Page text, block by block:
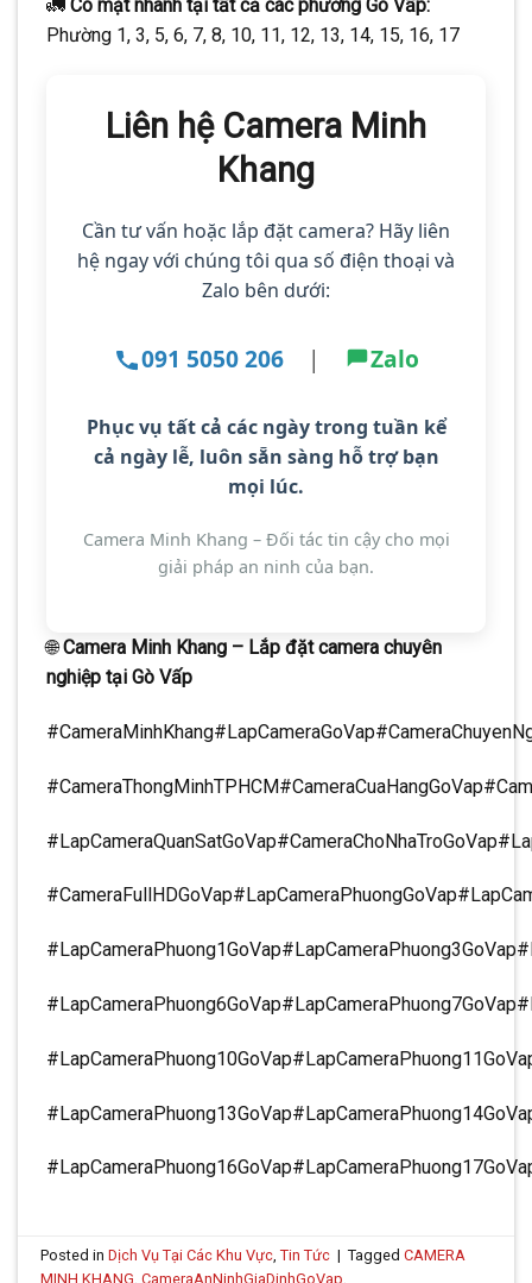
🚛 Có mặt nhanh tại tất cả các phường Gò Vấp:
Phường 1, 3, 5, 6, 7, 8, 10, 11, 12, 13, 14, 15, 16, 17
Liên hệ Camera Minh
Khang
Cần tư vấn hoặc lắp đặt camera? Hãy liên
hệ ngay với chúng tôi qua số điện thoại và
Zalo bên dưới:
091 5050 206 | Zalo
Phục vụ tất cả các ngày trong tuần kể
cả ngày lễ, luôn sẵn sàng hỗ trợ bạn
mọi lúc.
Camera Minh Khang – Đối tác tin cậy cho mọi
giải pháp an ninh của bạn.
🌐Camera Minh Khang – Lắp đặt camera chuyên
nghiệp tại Gò Vấp
Posted inDịch Vụ Tại Các Khu Vực,Tin Tức | TaggedCAMERA
MINH KHANG,CameraAnNinhGiaDinhGoVap,